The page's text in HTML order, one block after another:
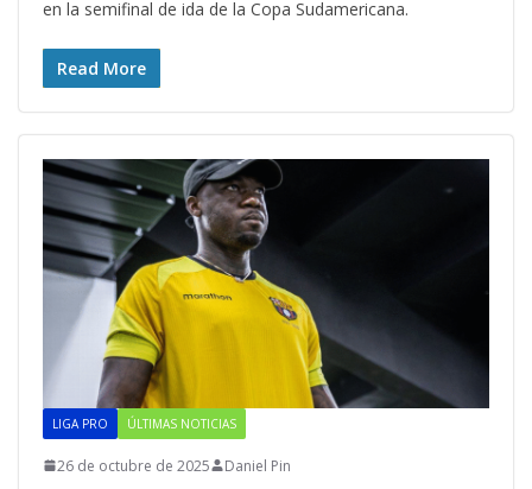
en la semifinal de ida de la Copa Sudamericana.
Read More
LIGA PRO ÚLTIMAS NOTICIAS
26 de octubre de 2025 Daniel Pin